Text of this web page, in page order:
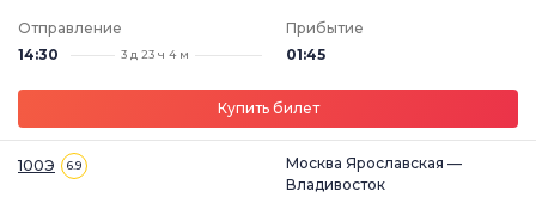
Отправление
14:30
3 д 23 ч 4 м
Прибытие
01:45
Купить билет
100Э 6.9
Москва Ярославская —
Владивосток